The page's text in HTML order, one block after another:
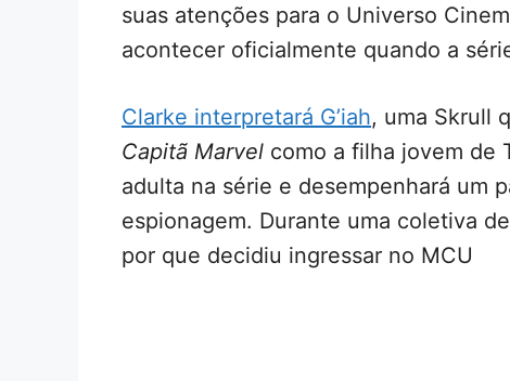
suas atenções para o Universo
acontecer oficialmente quando a
Clarke interpretará G’iah, uma Skrull
Capitã Marvel como a filha jovem de
adulta na série e desempenhará um
espionagem. Durante uma coletiva
por que decidiu ingressar no MCU